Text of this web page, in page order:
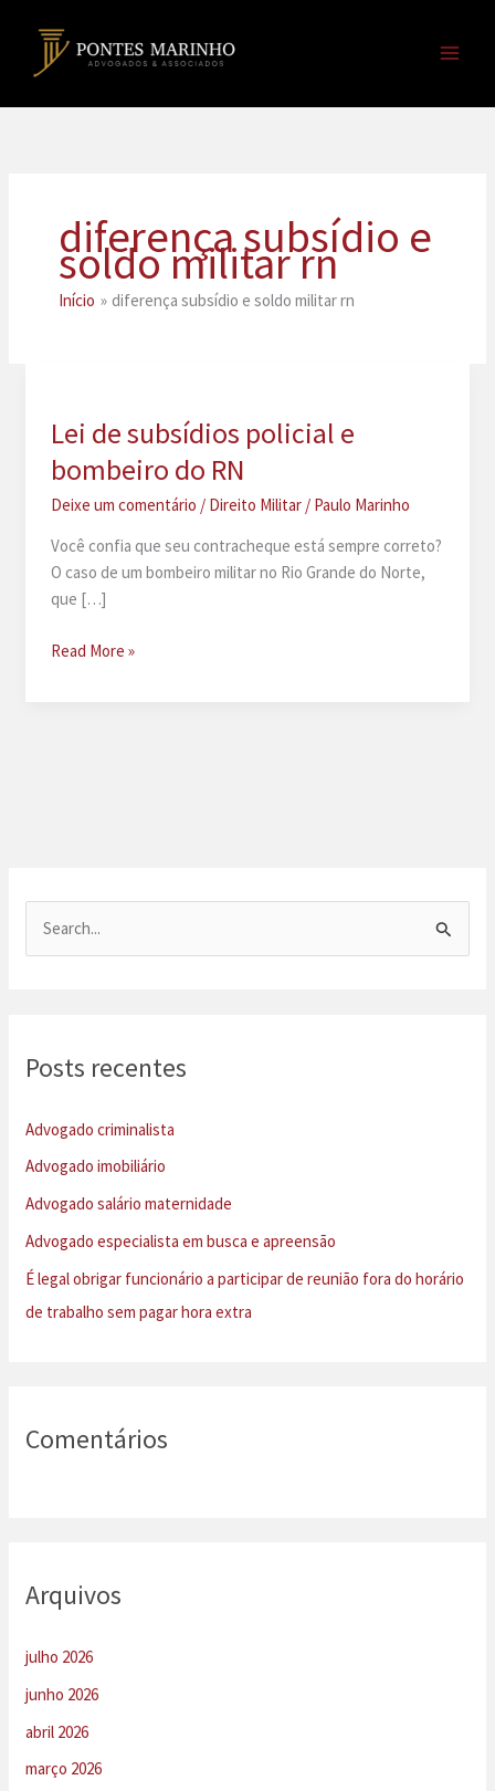
diferença subsídio e
soldo militar rn
Início diferença subsídio e soldo militar rn
Lei de subsídios policial e
bombeiro do RN
Deixe um comentário / Direito Militar/ Paulo Marinho
Você confia que seu contracheque está sempre correto?
O caso de um bombeiro militar no Rio Grande do Norte,
que […]
Lei
Read More »
i
p
o
r
:
Posts recentes
Advogado criminalista
Advogado imobiliário
Advogado salário maternidade
Advogado especialista em busca e apreensão
É legal obrigar funcionário a participar de reunião fora do horário
de trabalho sem pagar hora extra
Comentários
Arquivos
julho 2026
junho 2026
abril 2026
março 2026